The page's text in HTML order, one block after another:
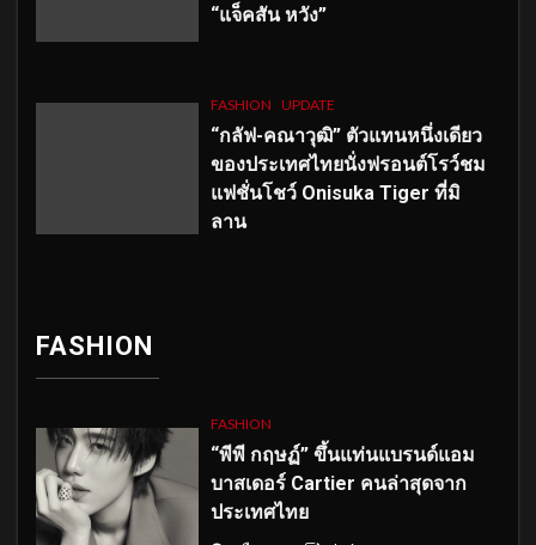
“แจ็คสัน หวัง”
FASHION UPDATE
“กลัฟ-คณาวุฒิ” ตัวแทนหนึ่งเดียว
ของประเทศไทยนั่งฟรอนต์โรว์ชม
แฟชั่นโชว์ Onisuka Tiger ที่มิ
ลาน
FASHION
FASHION
“พีพี กฤษฏ์” ขึ้นแท่นแบรนด์แอม
บาสเดอร์ Cartier คนล่าสุดจาก
ประเทศไทย